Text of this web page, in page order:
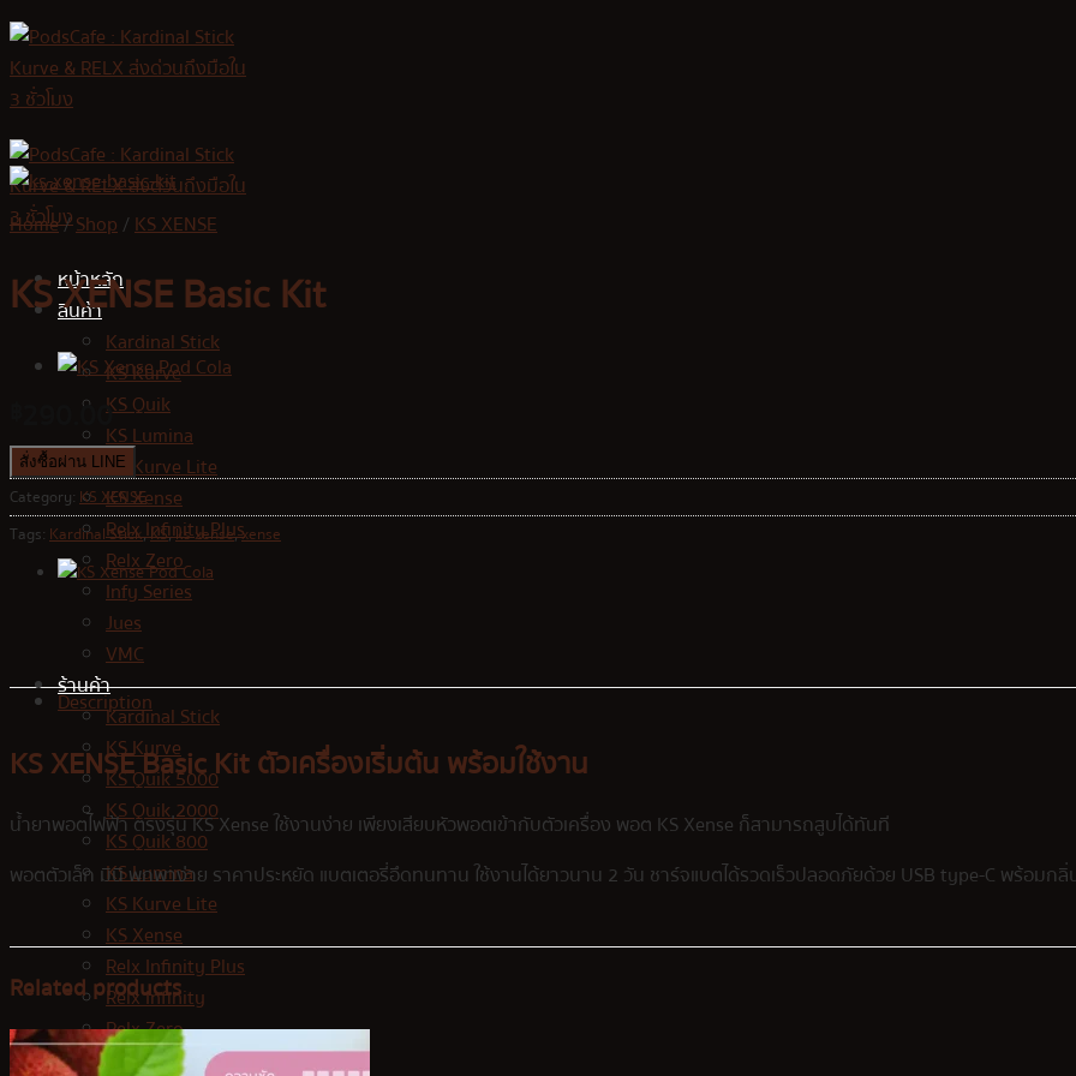
Skip
to
content
หน้าหลัก
สินค้า
Kardinal Stick
KS Kurve
KS Quik
KS Lumina
KS Kurve Lite
KS Xense
Relx Infinity Plus
Relx Zero
Infy Series
Jues
VMC
ร้านค้า
Kardinal Stick
KS Kurve
KS Quik 5000
KS Quik 2000
KS Quik 800
KS Lumina
KS Kurve Lite
KS Xense
Relx Infinity Plus
Relx Infinity
Relx Zero
Infy Series
Home/Shop/KS XENSE
KS XENSE Basic Kit
290.00
สั่งซื้อผ่าน LINE
Category: KS XENSE
Tags: Kardinal Stick,KS,ks xense,xense
Description
KS XENSE Basic Kit ตัวเครื่องเริ่มต้น พร้อมใช้งาน
น้ำยาพอตไฟฟ้า ตรงรุ่น KS Xense ใช้งานง่าย เพียงเสียบหัวพอตเข้ากับตัวเครื่อง พอต KS Xense ก็สามารถสูบได้ทันที
พอตตัวเล็ก มินิ พกพาง่าย ราคาประหยัด แบตเตอรี่อึดทนทาน ใช้งานได้ยาวนาน 2 วัน ชาร์จแบตได้รวดเร็วปลอดภัยด้วย USB type-C พร้อมก
Related products